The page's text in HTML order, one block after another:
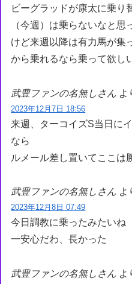
ビーグラッドが康太に乗り
（今週）は乗らないなと
けど来週以降は有力馬が集
から乗れるなら乗って欲し
武豊ファンの名無しさん よ
2023年12月7日 18:56
来週、ターコイズS当日に
なら
ルメール差し置いてここは
武豊ファンの名無しさん よ
2023年12月8日 07:49
今日調教に乗ったみたいね
一安心だわ、長かった
武豊ファンの名無しさん よ